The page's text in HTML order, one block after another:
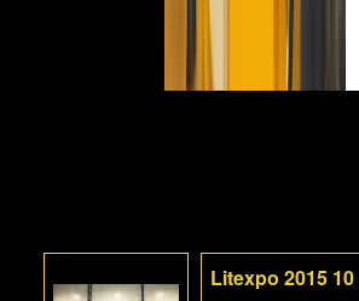
Litexpo 2015 10